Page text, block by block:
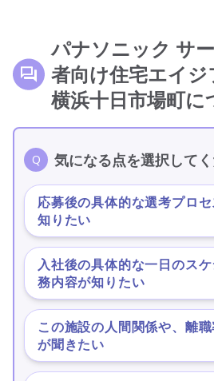
パナソニック サ
者向け住宅エイ
横浜十日市場町に
気になる点を選択して
応募後の具体的な選考プロ
知りたい
入社後の具体的な一日のス
務内容が知りたい
この施設の人間関係や、離
が聞きたい